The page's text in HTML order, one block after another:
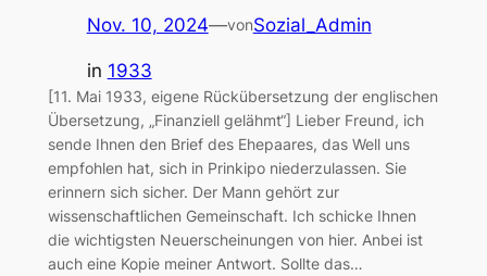
Nov. 10, 2024—vonSozial_Admin
in 1933
[11. Mai 1933, eigene Rückübersetzung der englischen
Übersetzung, „Finanziell gelähmt“] Lieber Freund, ich
sende Ihnen den Brief des Ehepaares, das Well uns
empfohlen hat, sich in Prinkipo niederzulassen. Sie
erinnern sich sicher. Der Mann gehört zur
wissenschaftlichen Gemeinschaft. Ich schicke Ihnen
die wichtigsten Neuerscheinungen von hier. Anbei ist
auch eine Kopie meiner Antwort. Sollte das…